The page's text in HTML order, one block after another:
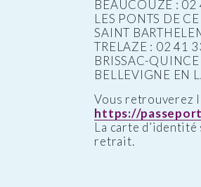
BEAUCOUZE :
LES PONTS DE
SAINT
TRELAZE : 02 41
BRISSAC-
BELLEVIGNE EN
Vous retrouverez
https://
La carte
retrait.